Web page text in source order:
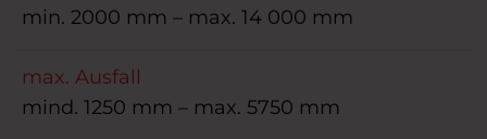
min. 2000 mm – max. 14 000 mm
max. Ausfall
mind. 1250 mm – max. 5750 mm